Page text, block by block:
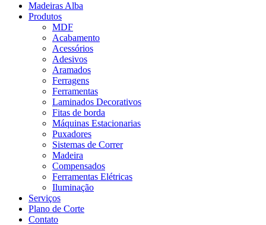
Madeiras Alba
Produtos
MDF
Acabamento
Acessórios
Adesivos
Aramados
Ferragens
Ferramentas
Laminados Decorativos
Fitas de borda
Máquinas Estacionarias
Puxadores
Sistemas de Correr
Madeira
Compensados
Ferramentas Elétricas
Iluminação
Serviços
Plano de Corte
Contato